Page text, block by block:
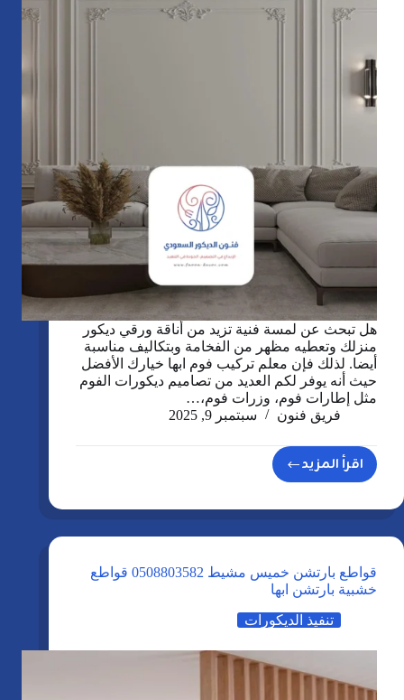
هل تبحث عن لمسة فنية تزيد من أناقة ورقي ديكور
منزلك وتعطيه مظهر من الفخامة وبتكاليف مناسبة
أيضا. لذلك فإن معلم تركيب فوم ابها خيارك الأفضل
حيث أنه يوفر لكم العديد من تصاميم ديكورات الفوم
مثل إطارات فوم، وزرات فوم،…
فريق فنون
سبتمبر 9, 2025
اقرأ المزيد
معلم
ابها
0508803582
ديكورات
مداخل
فوم
عسير
قواطع بارتشن خميس مشيط 0508803582 قواطع
خشبية بارتشن ابها
تنفيذ الديكورات